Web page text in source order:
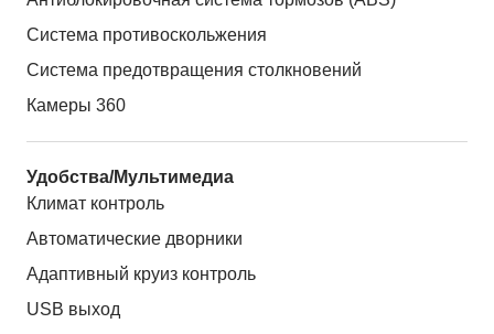
Система противоскольжения
Система предотвращения столкновений
Камеры 360
Удобства/Мультимедиа
Климат контроль
Автоматические дворники
Адаптивный круиз контроль
USB выход